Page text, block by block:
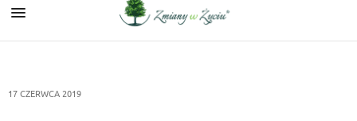
17 CZERWCA 2019